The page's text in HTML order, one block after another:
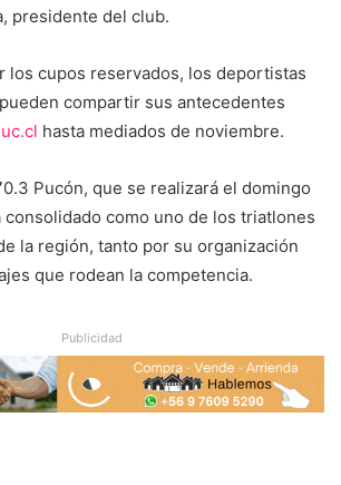
presidente del club.
los cupos reservados, los deportistas
compartir sus antecedentes
hasta mediados de noviembre.
Pucón, que se realizará el domingo
consolidado como uno de los triatlones
la región, tanto por su organización
que rodean la competencia.
Publicidad